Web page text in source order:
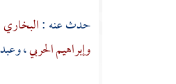
حدث عنه :البخاري
وإبراهيم الحربي،